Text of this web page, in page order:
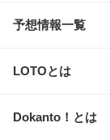
予想情報一覧
LOTOとは
Dokanto！とは